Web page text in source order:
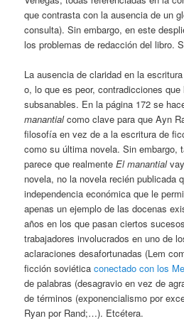
que contrasta con la ausencia de un
consulta). Sin embargo, en este
los problemas de redacción del libro.
La ausencia de claridad en la
o, lo que es peor, contradicciones
subsanables. En la página 172 se
manantialcomo clave para que Ayn
filosofía en vez de a la escritura de
como su última novela. Sin embargo,
parece que realmenteEl manantial
novela, no la novela recién publicada
independencia económica que le
apenas un ejemplo de las docenas
años en los que pasan ciertos
trabajadores involucrados en uno de
aclaraciones desafortunadas (Lem
ficción soviéticaconectado con los
de palabras (desagravio en vez de
de términos (exponencialismo por
Ryan por Rand;…). Etcétera.